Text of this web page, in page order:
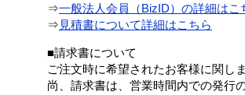
⇒一般法人会員（BizID）の詳細はこ
⇒ 見積書について詳細はこちら
■請求書について
ご注文時に希望されたお客様に関し
尚、請求書は、営業時間内での発行